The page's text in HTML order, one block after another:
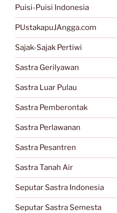
Puisi-Puisi Indonesia
PUstakapuJAngga.com
Sajak-Sajak Pertiwi
Sastra Gerilyawan
Sastra Luar Pulau
Sastra Pemberontak
Sastra Perlawanan
Sastra Pesantren
Sastra Tanah Air
Seputar Sastra Indonesia
Seputar Sastra Semesta